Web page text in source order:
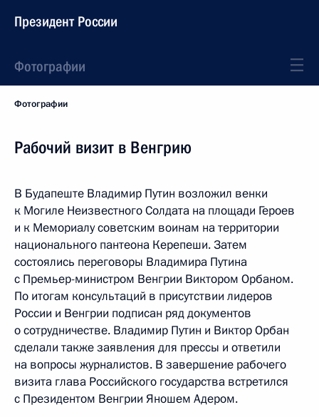
Президент России
Фотографии
Фотографии
Рабочий визит в Венгрию
В Будапеште Владимир Путин возложил венки
к Могиле Неизвестного Солдата на площади Героев
и к Мемориалу советским воинам на территории
национального пантеона Керепеши. Затем
состоялись переговоры Владимира Путина
с Премьер-министром Венгрии Виктором Орбаном.
По итогам консультаций в присутствии лидеров
России и Венгрии подписан ряд документов
о сотрудничестве. Владимир Путин и Виктор Орбан
сделали также заявления для прессы и ответили
на вопросы журналистов. В завершение рабочего
визита глава Российского государства встретился
с Президентом Венгрии Яношем Адером.